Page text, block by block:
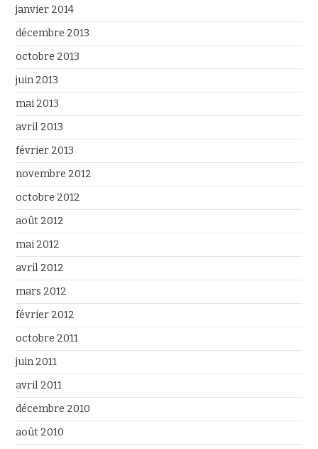
janvier 2014
décembre 2013
octobre 2013
juin 2013
mai 2013
avril 2013
février 2013
novembre 2012
octobre 2012
août 2012
mai 2012
avril 2012
mars 2012
février 2012
octobre 2011
juin 2011
avril 2011
décembre 2010
août 2010